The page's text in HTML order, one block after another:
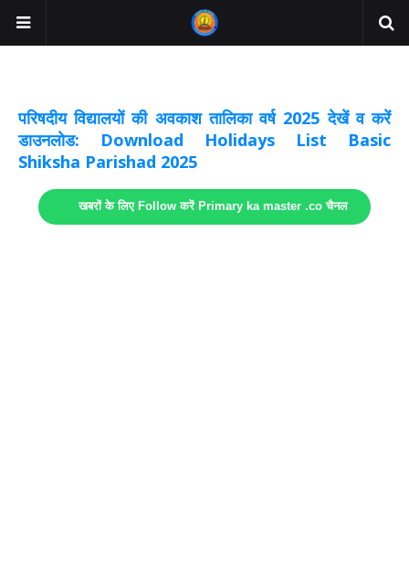
परिषदीय विद्यालयों की अवकाश तालिका वर्ष 2025 देखें व करें
डाउनलोड: Download Holidays List Basic
Shiksha Parishad 2025
खबरों के लिए Follow करें Primary ka master .co चैनल